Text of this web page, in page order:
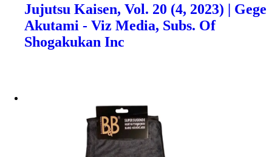
Jujutsu Kaisen, Vol. 20 (4, 2023) | Gege
Akutami - Viz Media, Subs. Of
Shogakukan Inc